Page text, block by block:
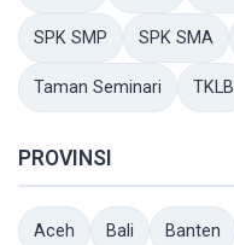
SPK SMP SPK SMA
Taman Seminari TKLB
PROVINSI
Aceh Bali Banten